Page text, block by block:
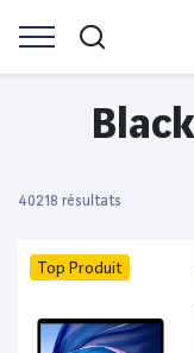
40218 résultats
Top Produit